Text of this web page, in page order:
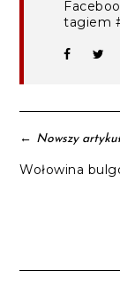
tagiem
← Nowszy
Wołowina